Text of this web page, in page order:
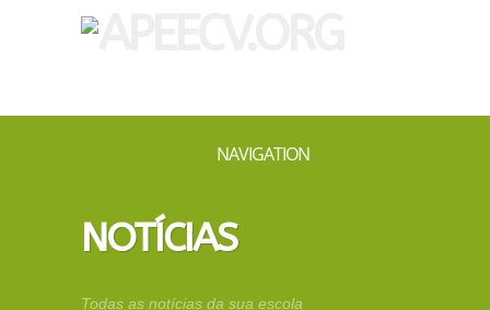
NAVIGATION
NOTÍCIAS
Todas as notícias da sua escola